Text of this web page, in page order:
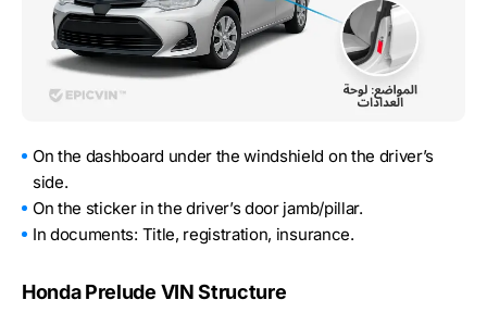
On the dashboard under the windshield on the driver’s
side.
On the sticker in the driver’s door jamb/pillar.
In documents: Title, registration, insurance.
Honda Prelude VIN Structure